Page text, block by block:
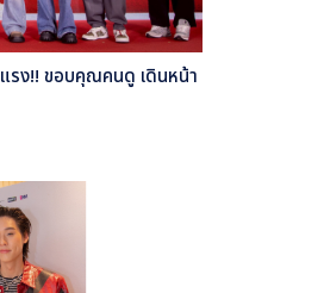
รง!! ขอบคุณคนดู เดินหน้า